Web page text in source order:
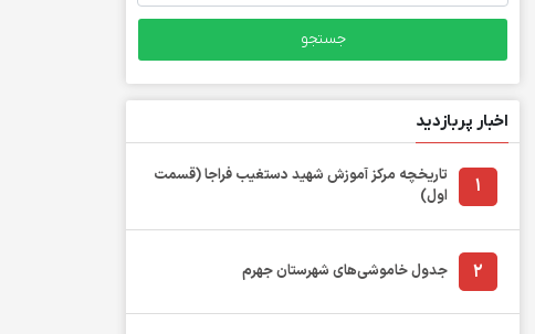
اخبار پربازدید
1
تاریخچه مرکز آموزش شهید دستغیب فراجا (قسمت
اول)
2 جدول خاموشی‌های شهرستان جهرم